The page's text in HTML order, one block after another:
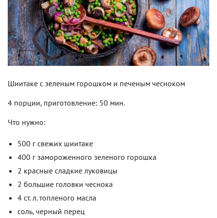
Шиитаке с зеленым горошком и печеным чесноком
4 порции, приготовление: 50 мин.
Что нужно:
500 г свежих шиитаке
400 г замороженного зеленого горошка
2 красные сладкие луковицы
2 большие головки чеснока
4 ст. л. топленого масла
соль, черный перец